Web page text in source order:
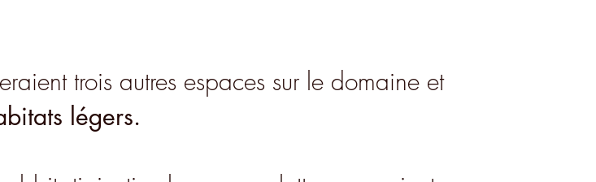
trois autres espaces sur le domaine et
légers.